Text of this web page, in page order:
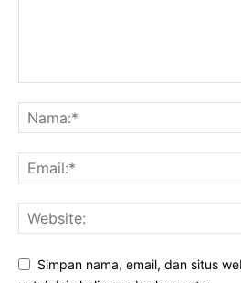
Simpan nama, email, dan situs